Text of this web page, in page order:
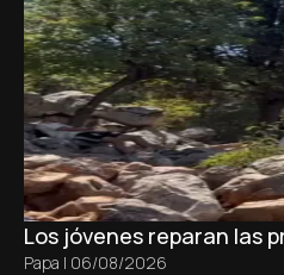
Los jóvenes reparan las
Papa | 06/08/2026